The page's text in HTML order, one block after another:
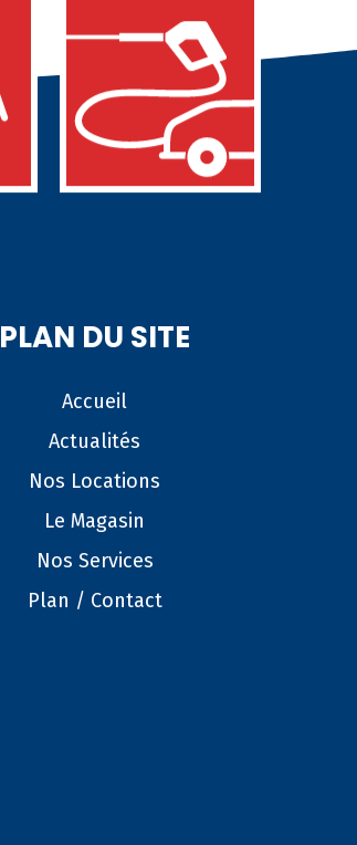
PLAN DU SITE
Accueil
Actualités
Nos Locations
Le Magasin
Nos Services
Plan / Contact